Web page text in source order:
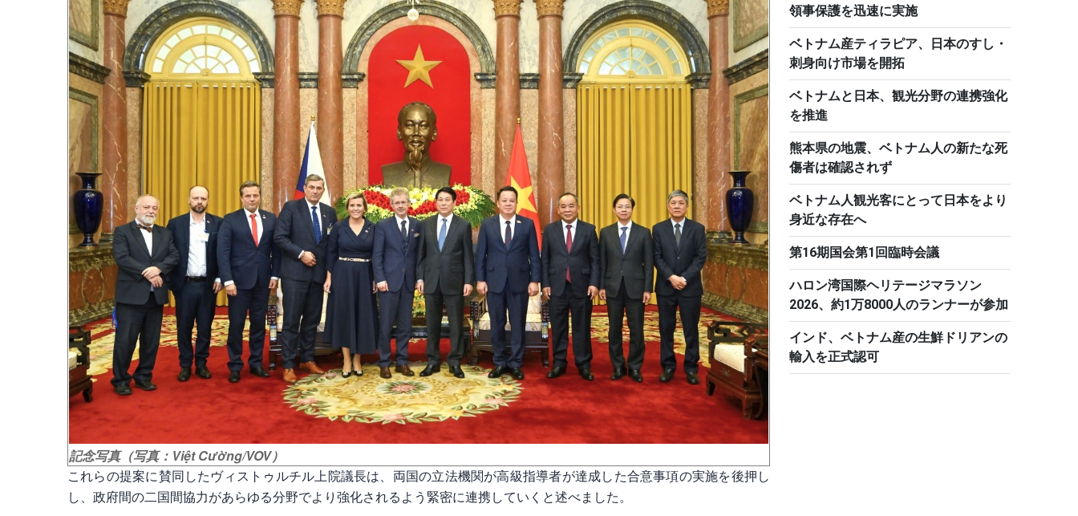
記念写真（写真：Việt Cường/VOV）
これらの提案に賛同したヴィストゥルチル上院議長は、両国の立法機関が高級指導者が達成した合意事項の実施を後押し
し、政府間の二国間協力があらゆる分野でより強化されるよう緊密に連携していくと述べました。
領事保護を迅速に実施
ベトナム産ティラピア、日本のすし・
刺身向け市場を開拓
ベトナムと日本、観光分野の連携強化
を推進
熊本県の地震、ベトナム人の新たな死
傷者は確認されず
ベトナム人観光客にとって日本をより
身近な存在へ
第16期国会第1回臨時会議
ハロン湾国際ヘリテージマラソン
2026、約1万8000人のランナーが参加
インド、ベトナム産の生鮮ドリアンの
輸入を正式認可